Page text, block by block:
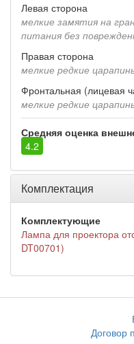
Левая сторона
мелкие замятия на
питания без
Правая сторона
мелкие редкие
Фронтальная (лицевая
мелкие редкие
Средняя оценка
4.2
Комплектация
Комплектующие
Лампа для проектора
DT00701)
Договор